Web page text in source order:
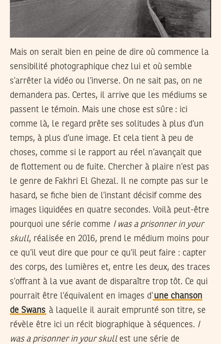
Mais on serait bien en peine de dire où commence la
sensibilité photographique chez lui et où semble
s’arrêter la vidéo ou l’inverse. On ne sait pas, on ne
demandera pas. Certes, il arrive que les médiums se
passent le témoin. Mais une chose est sûre : ici
comme là, le regard prête ses solitudes à plus d’un
temps, à plus d’une image. Et cela tient à peu de
choses, comme si le rapport au réel n’avançait que
de flottement ou de fuite. Chercher à plaire n’est pas
le genre de Fakhri El Ghezal. Il ne compte pas sur le
hasard, se fiche bien de l’instant décisif comme des
images liquidées en quatre secondes. Voilà peut-être
pourquoi une série comme I was a prisonner in your
skull, réalisée en 2016, prend le médium moins pour
ce qu’il veut dire que pour ce qu’il peut faire : capter
des corps, des lumières et, entre les deux, des traces
s’offrant à la vue avant de disparaître trop tôt. Ce qui
pourrait être l’équivalent en images d’une chanson
de Swans à laquelle il aurait emprunté son titre, se
révèle être ici un récit biographique à séquences. I
was a prisonner in your skull est une série de